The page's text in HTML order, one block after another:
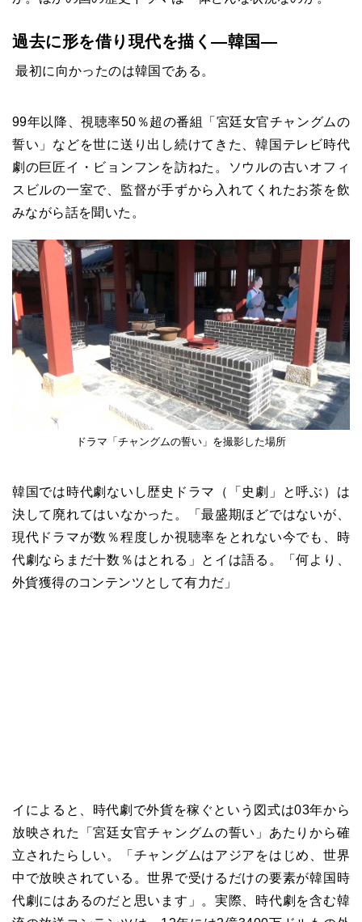
過去に形を借り現代を描く―韓国―
最初に向かったのは韓国である。
99年以降、視聴率50 ％超の番組「宮廷女官チャングムの
誓い」などを世に送り出し続けてきた、韓国テレビ時代
劇の巨匠イ・ビョンフンを訪ねた。ソウルの古いオフィ
スビルの一室で、監督が手ずから入れてくれたお茶を飲
みながら話を聞いた。
ドラマ「チャングムの誓い」を撮影した場所
韓国では時代劇ないし歴史ドラマ（「史劇」と呼ぶ）は
決して廃れてはいなかった。「最盛期ほどではないが、
現代ドラマが数％程度しか視聴率をとれない今でも、時
代劇ならまだ十数％はとれる」とイは語る。「何より、
外貨獲得のコンテンツとして有力だ」
イによると、時代劇で外貨を稼ぐという図式は03年から
放映された「宮廷女官チャングムの誓い」あたりから確
立されたらしい。「チャングムはアジアをはじめ、世界
中で放映されている。世界で受けるだけの要素が韓国時
代劇にはあるのだと思います」。実際、時代劇を含む韓